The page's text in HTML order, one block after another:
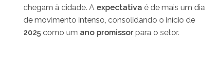
chegam à cidade. A expectativa é de mais um dia
de movimento intenso, consolidando o início de
2025 como um ano promissor para o setor.